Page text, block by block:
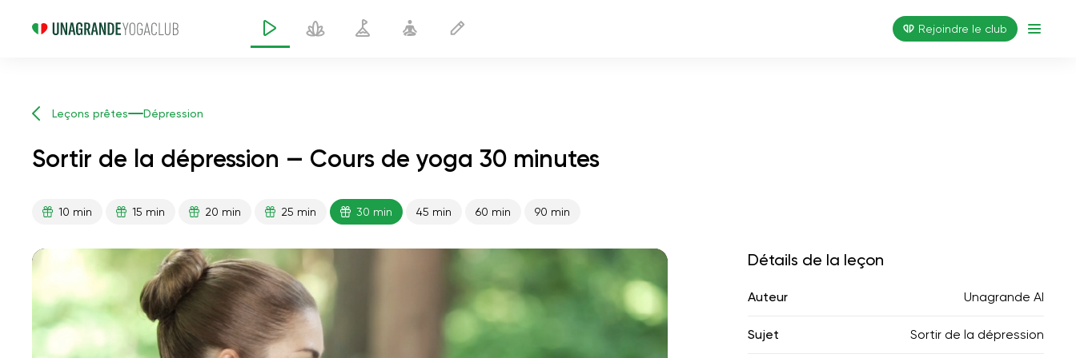
Rejoindre le club
Leçons prêtes Dépression
Sortir de la dépression — Cours de yoga 30 minutes
10 min 15 min 20 min 25 min 30 min 45 min 60 min 90 min
01:44
Détails de la leçon
Auteur Unagrande AI
Sujet Sortir de la dépression